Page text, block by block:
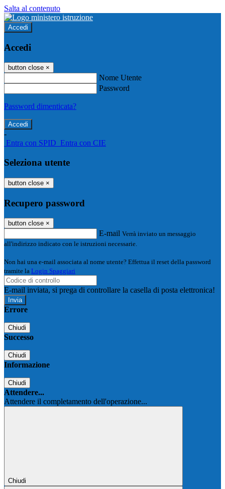
Salta al contenuto
Accedi
Accedi
button close ×
Nome Utente
Password
Password dimenticata?
-
Entra con SPID Entra con CIE
Seleziona utente
button close ×
Recupero password
button close ×
E-mail Verrà inviato un messaggio
all'indirizzo indicato con le istruzioni necessarie.
Non hai una e-mail associata al nome utente? Effettua il reset della password
tramite la Login Spaggiari
E-mail inviata, si prega di controllare la casella di posta elettronica!
Errore
Chiudi
Successo
Chiudi
Informazione
Chiudi
Attendere...
Attendere il completamento dell'operazione...
Chiudi